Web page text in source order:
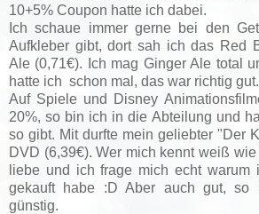
10+5% Coupon hatte ich dabei.
Ich schaue immer gerne bei den
Aufkleber gibt, dort sah ich das Red
Ale (0,71€). Ich mag Ginger Ale total
hatte ich schon mal, das war richtig gut.
Auf Spiele und Disney
20%, so bin ich in die Abteilung und
so gibt. Mit durfte mein geliebter "Der
DVD (6,39€). Wer mich kennt weiß
liebe und ich frage mich echt
gekauft habe :D Aber auch gut, so
günstig.